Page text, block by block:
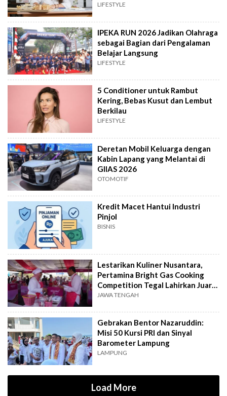
LIFESTYLE
IPEKA RUN 2026 Jadikan Olahraga
sebagai Bagian dari Pengalaman
Belajar Langsung
LIFESTYLE
5 Conditioner untuk Rambut
Kering, Bebas Kusut dan Lembut
Berkilau
LIFESTYLE
Deretan Mobil Keluarga dengan
Kabin Lapang yang Melantai di
GIIAS 2026
OTOMOTIF
Kredit Macet Hantui Industri
Pinjol
BISNIS
Lestarikan Kuliner Nusantara,
Pertamina Bright Gas Cooking
Competition Tegal Lahirkan Juara
Baru
JAWA TENGAH
Gebrakan Bentor Nazaruddin:
Misi 50 Kursi PRI dan Sinyal
Barometer Lampung
LAMPUNG
Load More